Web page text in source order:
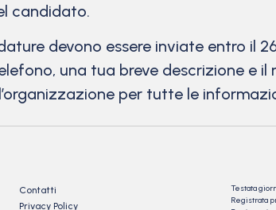
candidato.
devono essere inviate entro il
una tua breve descrizione e
per tutte le
Contatti
Privacy Policy
Testata
Registrata